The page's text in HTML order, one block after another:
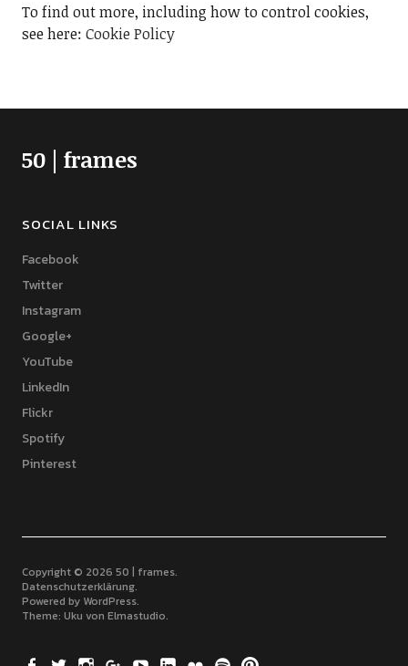
To find out more, including how to control cookies,
see here: Cookie Policy
50 | frames
SOCIAL LINKS
Facebook
Twitter
Instagram
Google+
YouTube
LinkedIn
Flickr
Spotify
Pinterest
Copyright © 2026 50 | frames
Datenschutzerklärung
Powered by WordPress
Theme: Uku von Elmastudio